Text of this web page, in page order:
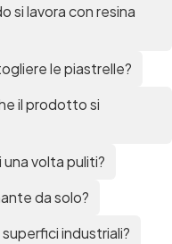
si lavora con resina
le piastrelle?
il prodotto si
volta puliti?
da solo?
industriali?